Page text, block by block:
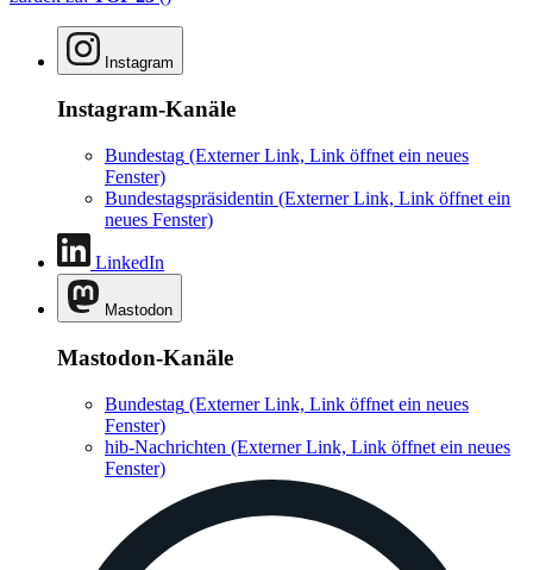
Instagram
Instagram-Kanäle
Bundestag (Externer Link, Link öffnet ein neues
Fenster)
Bundestagspräsidentin (Externer Link, Link öffnet ein
neues Fenster)
LinkedIn
Mastodon
Mastodon-Kanäle
Bundestag (Externer Link, Link öffnet ein neues
Fenster)
hib-Nachrichten (Externer Link, Link öffnet ein neues
Fenster)